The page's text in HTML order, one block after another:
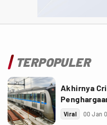
TERPOPULER
Akhirnya
Viral 00 Jan